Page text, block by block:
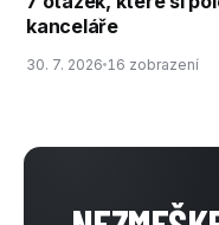
kanceláře
30. 7. 2026 16 zobrazení